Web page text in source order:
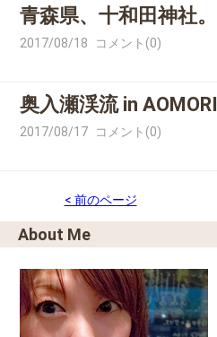
青森県、十和田神社。
2017/08/18 コメント(0)
奥入瀬渓流 in AOMORI
2017/08/17 コメント(0)
< 前のページ
About Me